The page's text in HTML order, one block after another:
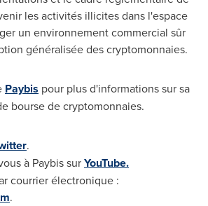
les activités illicites dans l'espace
un environnement commercial sûr
généralisée des cryptomonnaies.
Paybis pour plus d'informations sur sa
bourse de cryptomonnaies.
.
à Paybis surYouTube.
courrier électronique :
.